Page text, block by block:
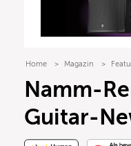
Home Magazin
Namm-
Guitar-